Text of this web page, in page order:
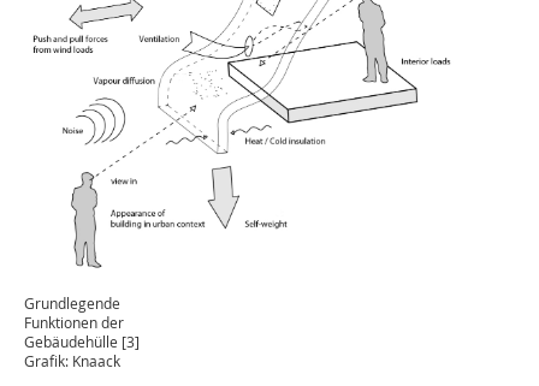
Grundlegende
Funktionen der
Gebäudehülle [3]
Grafik: Knaack